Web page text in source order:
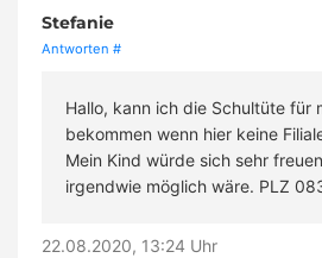
Stefanie
Antworten #
Hallo, kann ich die Schultüte für
bekommen wenn hier keine
Mein Kind würde sich sehr
irgendwie möglich wäre. PLZ
22.08.2020, 13:24 Uhr